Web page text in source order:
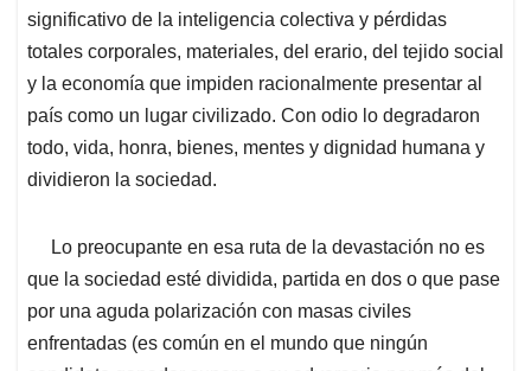
significativo de la inteligencia colectiva y pérdidas
totales corporales, materiales, del erario, del tejido social
y la economía que impiden racionalmente presentar al
país como un lugar civilizado. Con odio lo degradaron
todo, vida, honra, bienes, mentes y dignidad humana y
dividieron la sociedad.
Lo preocupante en esa ruta de la devastación no es
que la sociedad esté dividida, partida en dos o que pase
por una aguda polarización con masas civiles
enfrentadas (es común en el mundo que ningún